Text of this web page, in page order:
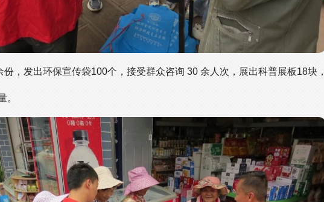
，发出环保宣传袋100个，接受群众咨询 30 余人次，展出科普展板18块
。